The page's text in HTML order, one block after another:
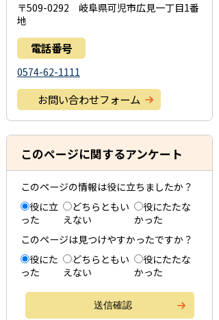
〒509-0292 岐阜県可児市広見一丁目1番
地
電話番号
0574-62-1111
お問い合わせフォーム
このページに関するアンケート
このページの情報は役に立ちましたか？
役に立
った
どちらともい
えない
役にたたな
かった
このページは見つけやすかったですか？
役にた
った
どちらともい
えない
役にたたな
かった